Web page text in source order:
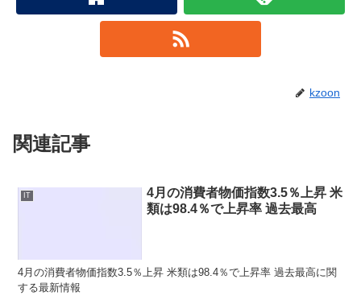
kzoon
関連記事
IT
4月の消費者物価指数3.5％上昇 米
類は98.4％で上昇率 過去最高
4月の消費者物価指数3.5％上昇 米類は98.4％で上昇率 過去最高に関
する最新情報